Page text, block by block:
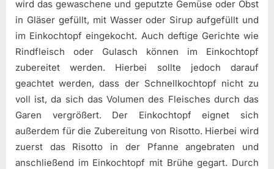
wird das gewaschene und geputzte Gemüse oder Obst
in Gläser gefüllt, mit Wasser oder Sirup aufgefüllt und
im Einkochtopf eingekocht. Auch deftige Gerichte wie
Rindfleisch oder Gulasch können im Einkochtopf
zubereitet werden. Hierbei sollte jedoch darauf
geachtet werden, dass der Schnellkochtopf nicht zu
voll ist, da sich das Volumen des Fleisches durch das
Garen vergrößert. Der Einkochtopf eignet sich
außerdem für die Zubereitung von Risotto. Hierbei wird
zuerst das Risotto in der Pfanne angebraten und
anschließend im Einkochtopf mit Brühe gegart. Durch